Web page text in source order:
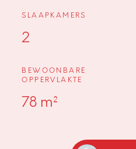
SLAAPKAMERS
2
BEWOONBARE
OPPERVLAKTE
78 m²